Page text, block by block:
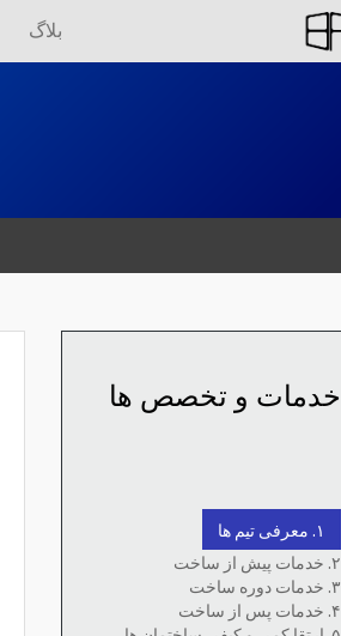
بلاگ
خدمات و تخصص ها
۱. معرفی تیم ها
۲. خدمات پیش از ساخت
۳. خدمات دوره ساخت
۴. خدمات پس از ساخت